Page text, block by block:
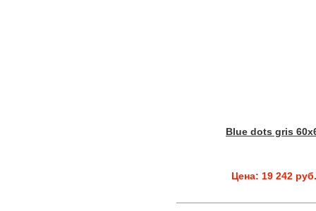
Blue dots gris
Цена: 19 242 руб.